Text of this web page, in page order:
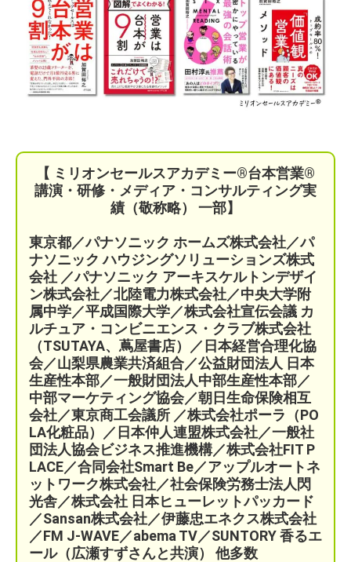
【 ミリオンセールスアカデミー®︎台本営業®︎
講演・研修・メディア・コンサルティング実
績（敬称略） 一部】
東京都／パナソニック ホームズ株式会社／パ
ナソニック ハウジングソリューションズ株式
会社 ／パナソニック アーキスケルトンデザイ
ン株式会社／北陸電力株式会社／中央大学附
属中学／平成国際大学／株式会社宣伝会議 カ
ルチュア・コンビニエンス・クラブ株式会社
（TSUTAYA、蔦屋書店）／ 日本経営合理化協
会／山梨県農業共済組合／公益財団法人 日本
生産性本部／一般財団法人中部生産性本部／
中部マーケティング協会／朝日生命保険相互
会社／東京商工会議所 ／株式会社ポーラ（PO
LA化粧品）
／日本仲人連盟株式会社／一般社
団法人協会ビジネス推進機構／株式会社FIT P
LACE／合同会社Smart Be／アップルオートネ
ットワーク株式会社／社会保険労務士法人閃
光舎／株式会社 日本ヒューレットパッカード
／Sansan株式会社／伊藤忠エネクス株式会社
／FM J-WAVE／abema TV／SUNTORY 香るエ
ール（広瀬すずさんと共演） 他多数